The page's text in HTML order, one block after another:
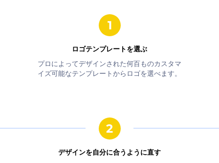
ロゴテンプレートを選ぶ
プロによってデザインされた何百ものカスタマ
イズ可能なテンプレートからロゴを選べます。
デザインを自分に合うように直す